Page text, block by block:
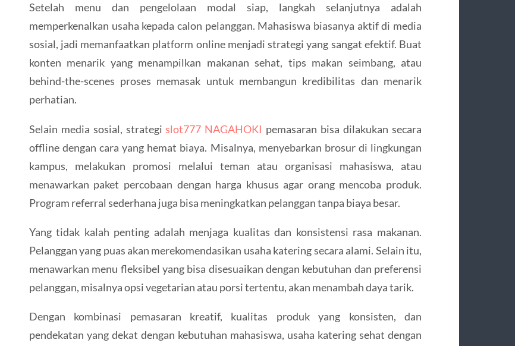
Setelah menu dan pengelolaan modal siap, langkah selanjutnya adalah
memperkenalkan usaha kepada calon pelanggan. Mahasiswa biasanya aktif di media
sosial, jadi memanfaatkan platform online menjadi strategi yang sangat efektif. Buat
konten menarik yang menampilkan makanan sehat, tips makan seimbang, atau
behind-the-scenes proses memasak untuk membangun kredibilitas dan menarik
perhatian.
Selain media sosial, strategislot777 NAGAHOKI pemasaran bisa dilakukan secara
offline dengan cara yang hemat biaya. Misalnya, menyebarkan brosur di lingkungan
kampus, melakukan promosi melalui teman atau organisasi mahasiswa, atau
menawarkan paket percobaan dengan harga khusus agar orang mencoba produk.
Program referral sederhana juga bisa meningkatkan pelanggan tanpa biaya besar.
Yang tidak kalah penting adalah menjaga kualitas dan konsistensi rasa makanan.
Pelanggan yang puas akan merekomendasikan usaha katering secara alami. Selain itu,
menawarkan menu fleksibel yang bisa disesuaikan dengan kebutuhan dan preferensi
pelanggan, misalnya opsi vegetarian atau porsi tertentu, akan menambah daya tarik.
Dengan kombinasi pemasaran kreatif, kualitas produk yang konsisten, dan
pendekatan yang dekat dengan kebutuhan mahasiswa, usaha katering sehat dengan